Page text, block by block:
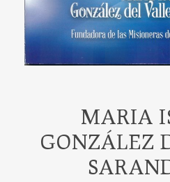
MARIA
GONZÁLEZ